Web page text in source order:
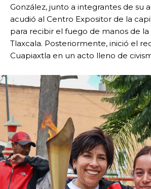
González, junto a integrantes de su
acudió al Centro Expositor de la
para recibir el fuego de manos de
Tlaxcala. Posteriormente, inició el
Cuapiaxtla en un acto lleno de